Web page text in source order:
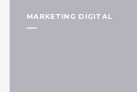
MARKETING DIGITAL